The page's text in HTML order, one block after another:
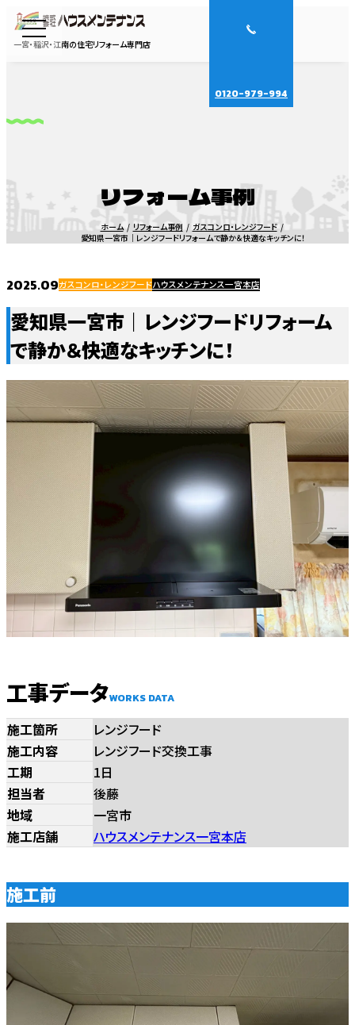
一宮・稲沢・江南の住宅リフォーム専門店
0120-979-994
リフォーム事例
ホーム リフォーム事例
ガスコンロ・レンジフード
愛知県一宮市｜レンジフードリフォームで静か＆快適なキッチンに！
2025.09ガスコンロ・レンジフードハウスメンテナンス一宮本店
愛知県一宮市｜レンジフードリフォーム
で静か＆快適なキッチンに！
工事データWORKS DATA
施工箇所
レンジフード
施工内容
レンジフード交換工事
工期
1日
担当者
後藤
地域
一宮市
施工店舗
ハウスメンテナンス一宮本店
施工前